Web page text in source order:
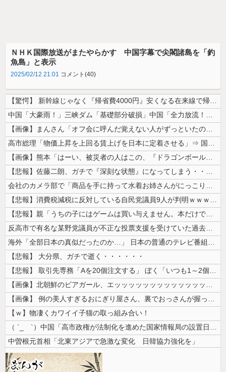
ＮＨＫ国際放送がまたやらかす 中国字幕で尖閣諸島を「釣
魚島」と表示
2025/02/12 21:01 コメント(40)
【驚愕】 新幹線じゃなく『帰省費4000円』安くなる在来線で帰省した結...
中国「大豪雨！」三峡ダム「基礎部分破損」中国「全力放流！」台風13号「...
【画像】まんさん「オフ会に呼んだ覚えない人がずっといたので晒すわ」（パ...
高市総理「物価上昇を上回る賃上げを日本に定着させる」⇒ 国家公務員月...
【画像】熊本「はーい、被災者の人はこの、『ドラゴンボールの家』みたいな...
【悲報】佐藤二朗、ガチで『深刻な状態』になってしまう・・・・
会社のカメラ部で「商品を手に持って水着お姉さんがにっこり」を撮影、だが...
【悲報】消費税減税に反対している自民党議員9人が判明ｗｗｗｗｗｗ
【悲報】親「うちの子にはゲームは買い与えません。本だけで十分」→結果ｗ...
反高市で有名な某野党議員が不正な投票支援を受けていた過去が発掘、「説明...
海外「全部日本の真似だったのか…」 日本の普通のテレビ番組が最新SNS...
【悲報】 大分県、ガチで逝く・・・・・・
【悲報】 取引先専務「Aを20個注文する」 ぼく「いつも1～2個しか使...
【画像】北朝鮮のビアガール、エッッッッッッッッッッッッッッッッッ！
【画像】 例の美人すぎるおにぎり屋さん、裏でおっさんが握っていたｗｗｗ...
【ｗ】物凄くカワイイ子猫の取っ組み合い！
（ ´_ゝ`）中国「高市政権が法制化を進めた国家情報局の設置日が7月3...
中曽根元首相「北東アジアで急激な変化 日韓協力強化を」